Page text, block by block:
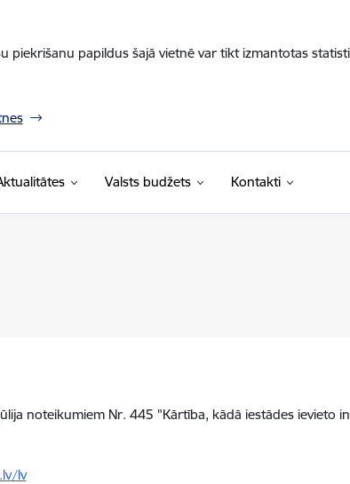
papildus šajā vietnē var tikt izmantotas
Valsts budžets Kontakti
noteikumiem Nr. 445 "Kārtība, kādā iestādes ievieto
lv